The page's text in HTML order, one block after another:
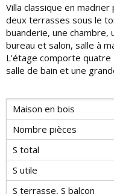
Villa classique en
deux terrasses sous le
buanderie, une chambre,
bureau et salon, salle à
L'étage comporte quatre
salle de bain et une
Maison en bois
Nombre pièces
S total
S utile
S terrasse, S balcon